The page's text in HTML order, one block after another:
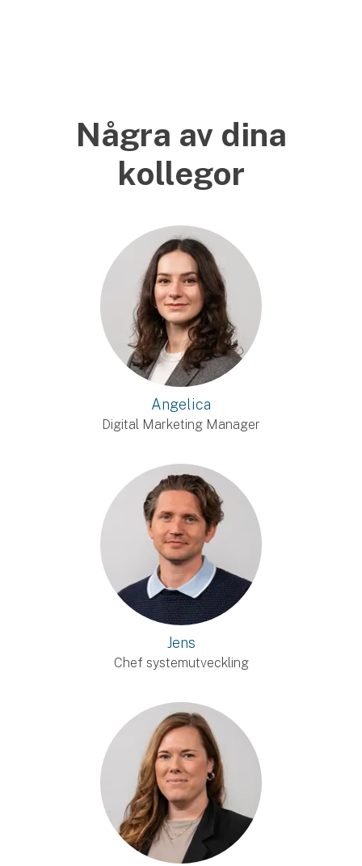
Några av dina
kollegor
Angelica
Digital Marketing Manager
Jens
Chef systemutveckling